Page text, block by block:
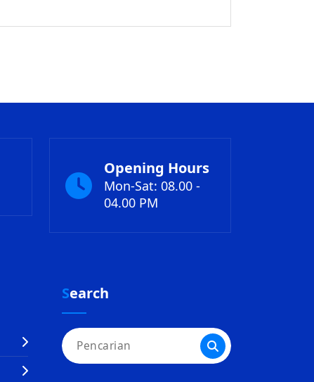
Opening Hours
Mon-Sat: 08.00 -
04.00 PM
Search
Pencarian
untuk: